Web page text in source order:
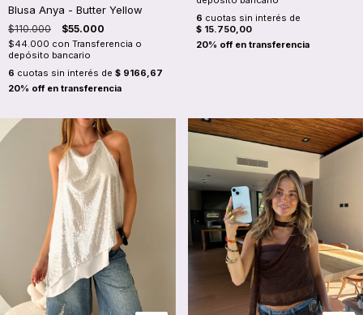
Blusa Anya - Butter Yellow
$110.000 $55.000
$44.000 con Transferencia o
depósito bancario
6 cuotas sin interés de $ 9166,67
6 cuotas sin interés de
$ 15.750,00